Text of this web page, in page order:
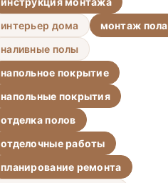
интерьер дома
монтаж пола
наливные полы
напольное покрытие
напольные покрытия
отделка полов
отделочные работы
планирование ремонта